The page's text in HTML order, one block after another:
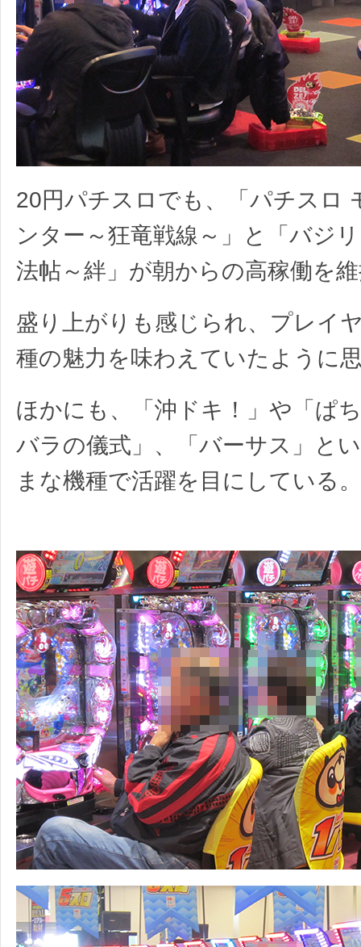
20円パチスロでも、「パチスロ
ンター～狂竜戦線～」と「バジ
法帖～絆」が朝からの高稼働を
盛り上がりも感じられ、プレイ
種の魅力を味わえていたように
ほかにも、「沖ドキ！」や「ぱ
バラの儀式」、「バーサス」と
まな機種で活躍を目にしている。